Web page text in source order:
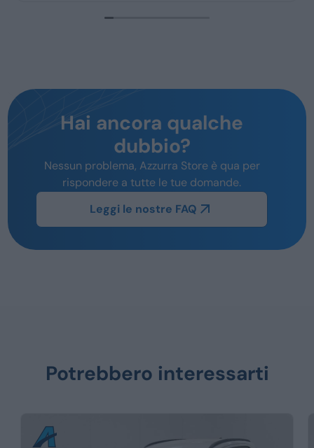
Hai ancora qualche
dubbio?
Nessun problema, Azzurra Store è qua per
rispondere a tutte le tue domande.
Leggi le nostre FAQ
Potrebbero interessarti